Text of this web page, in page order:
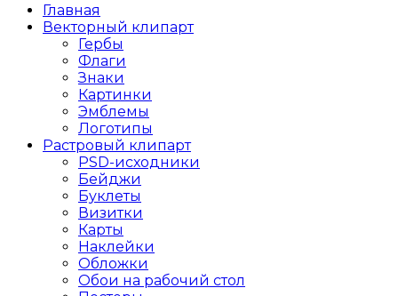
Главная
Векторный клипарт
Гербы
Флаги
Знаки
Картинки
Эмблемы
Логотипы
Растровый клипарт
PSD-исходники
Бейджи
Буклеты
Визитки
Карты
Наклейки
Обложки
Обои на рабочий стол